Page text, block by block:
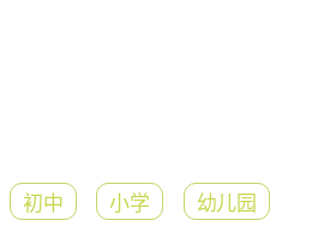
初中 小学 幼儿园